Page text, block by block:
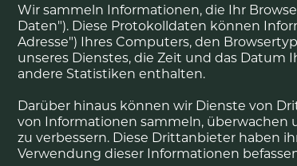
Wir sammeln Informationen, die Ihr
Daten"). Diese Protokolldaten können
Adresse") Ihres Computers, den
unseres Dienstes, die Zeit und das Datum
andere Statistiken enthalten.
Darüber hinaus können wir Dienste von
von Informationen sammeln, überwachen
zu verbessern. Diese Drittanbieter haben
Verwendung dieser Informationen